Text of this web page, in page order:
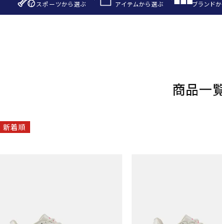
スポーツから選ぶ
ェア
陸上競技用ウィメンズウェア
ジュニアサッ
アイテムから選ぶ
ジャケット・アウター
ブランド
adidas
商品一
新着順